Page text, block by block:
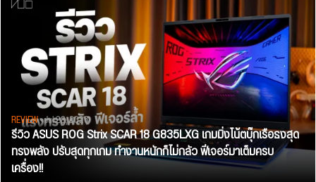
REVIEW• Jul 28, 2026
รีวิว ASUS ROG Strix SCAR 18 G835LXG เกมมิ่งโน้ตบุ๊กเรือธงสุด
ทรงพลัง ปรับสุดทุกเกม ทำงานหนักก็ไม่กลัว ฟีเจอร์มาเต็มครบ
เครื่อง!!